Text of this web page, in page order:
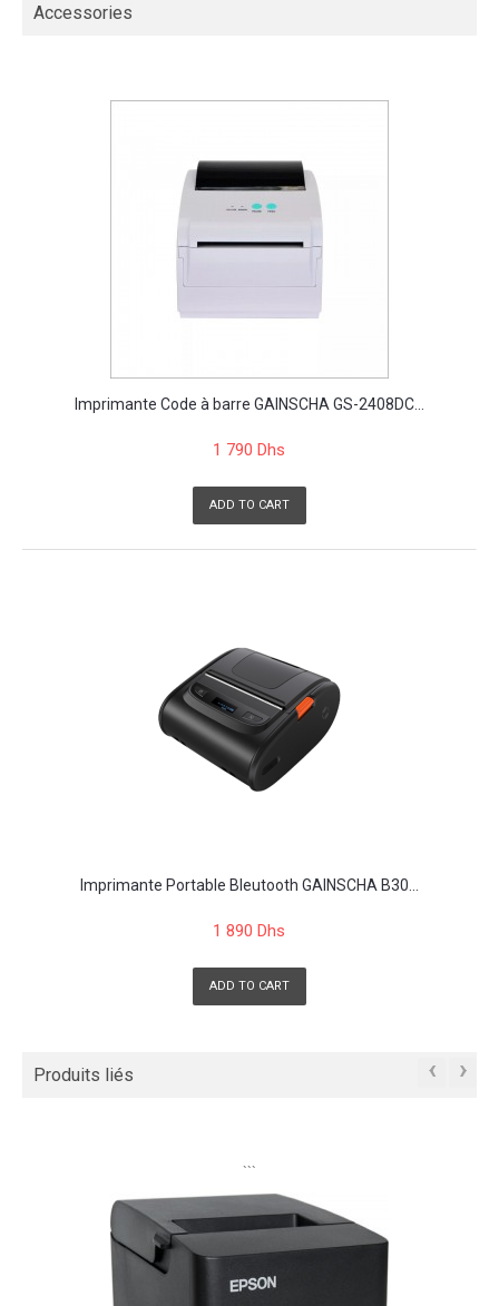
Accessories
Imprimante Code à barre GAINSCHA GS-2408DC...
1 790 Dhs
ADD TO CART
Imprimante Portable Bleutooth GAINSCHA B30...
1 890 Dhs
ADD TO CART
Produits liés ‹ ›
```